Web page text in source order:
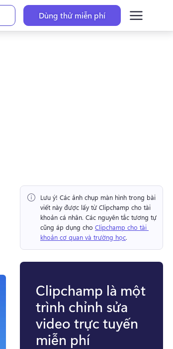
Dùng thử miễn phí
Lưu ý! Các ảnh chụp màn hình trong bài
viết này được lấy từ Clipchamp cho tài
khoản cá nhân. Các nguyên tắc tương tự
cũng áp dụng cho Clipchamp cho tài
khoản cơ quan và trường học.
Clipchamp là một
trình chỉnh sửa
video trực tuyến
miễn phí